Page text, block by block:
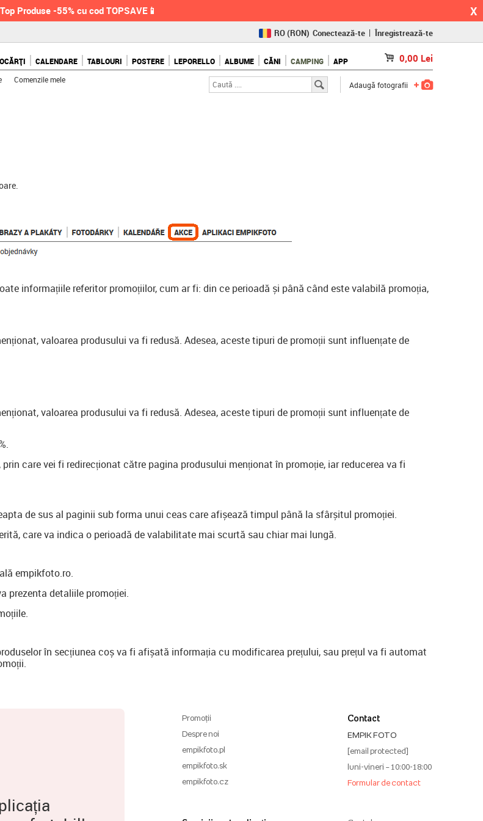
Produse -55% cu cod TOPSAVE📱 X
(KČ)
SK(€)
RO(RON) Conectează-te Înregistrează-te
CALENDARE TABLOURI POSTERE LEPORELLO ALBUME CĂNI CAMPING APP 0,00 Lei
Comenzile mele
Adaugă fotografii
informațiile referitor promoțiilor, cum ar fi: din ce perioadă și până când este valabilă promoția,
valoarea produsului va fi redusă. Adesea, aceste tipuri de promoții sunt influențate de
valoarea produsului va fi redusă. Adesea, aceste tipuri de promoții sunt influențate de
care vei fi redirecționat către pagina produsului menționat în promoție, iar reducerea va fi
de sus al paginii sub forma unui ceas care afișează timpul până la sfârșitul promoției.
care va indica o perioadă de valabilitate mai scurtă sau chiar mai lungă.
empikfoto.ro.
prezenta detaliile promoției.
în secțiunea coș va fi afișată informația cu modificarea prețului, sau prețul va fi automat
Promoții
Despre noi
empikfoto.pl
empikfoto.sk
empikfoto.cz
Contact
EMPIK FOTO
[email protected]
luni-vineri – 10:00-18:00
Formular de contact